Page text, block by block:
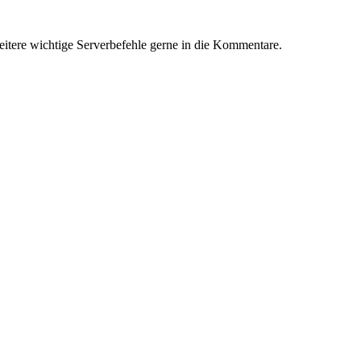
wichtige Serverbefehle gerne in die Kommentare.